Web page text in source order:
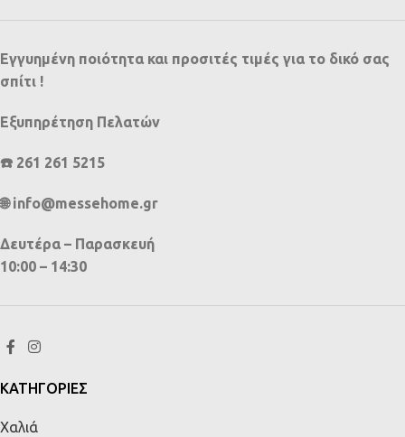
Εγγυημένη ποιότητα και προσιτές τιμές για το δικό σας
σπίτι !
Εξυπηρέτηση Πελατών
☎️ 261 261 5215
🌐 info@messehome.gr
Δευτέρα – Παρασκευή
10:00 – 14:30
ΚΑΤΗΓΟΡΙΕΣ
Χαλιά